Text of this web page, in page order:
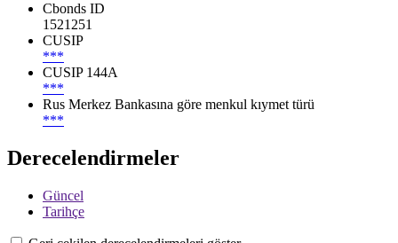
Cbonds ID
1521251
CUSIP
***
CUSIP 144A
***
Rus Merkez Bankasına göre menkul kıymet türü
***
Derecelendirmeler
Güncel
Tarihçe